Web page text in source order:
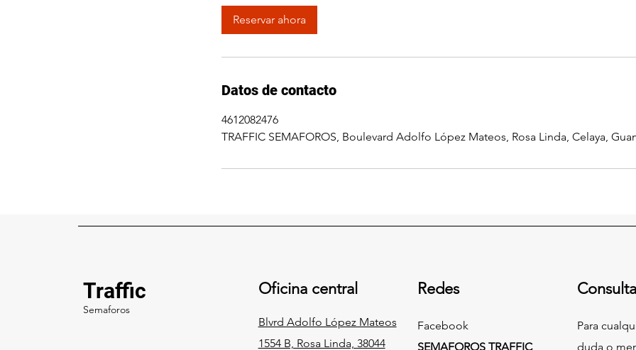
Reservar ahora
Datos de contacto
4612082476
TRAFFIC SEMAFOROS, Boulevard Adolfo López Mateos, Rosa Linda, Celaya,
Traffic
Semaforos
Oficina central
Blvrd Adolfo López Mateos
1554 B, Rosa Linda, 38044
Redes
Facebook
SEMAFOROS TRAFFIC
Para
duda o